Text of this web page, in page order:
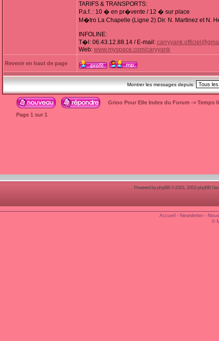
TARIFS & TRANSPORTS:
P.a.f. : 10 � en pr�vente / 12 � sur place
M�tro La Chapelle (Ligne 2) Dir. N. Martinez et N.
INFOLINE:
T�l: 06.43.12.88.14 / E-mail:
Web: www.myspace.com/caryyank
Revenir en haut de page
Montrer les messages depuis:
Grioo Pour Elle Index du Forum -> Temps
Page 1 sur 1
Powered byphpBB© 2001, 2002 phpBB
Accueil- Newsletter-
©